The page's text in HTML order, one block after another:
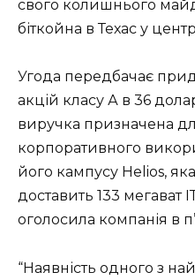
свого колишнього
біткойна в Техас у
Угода передбачає
акцій класу А в 36
виручка призначена
корпоративного
його кампусу Helios,
доставить 133 мегават
оголосила компанія в
“Наявність одного з